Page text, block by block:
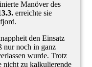
Manöver des
erreichte sie
den Einsatz
nur noch in ganz
wurde. Trotz
nicht zu kalkulierende